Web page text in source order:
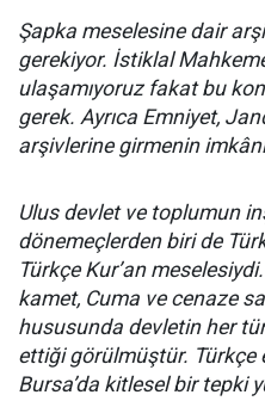
Şapka meselesine dair
gerekiyor. İstiklal
ulaşamıyoruz fakat bu
gerek. Ayrıca Emniyet,
arşivlerine girmenin
Ulus devlet ve toplumun
dönemeçlerden biri de
Türkçe Kur’an
kamet, Cuma ve cenaze
hususunda devletin her
ettiği görülmüştür. Türkçe
Bursa’da kitlesel bir tepki